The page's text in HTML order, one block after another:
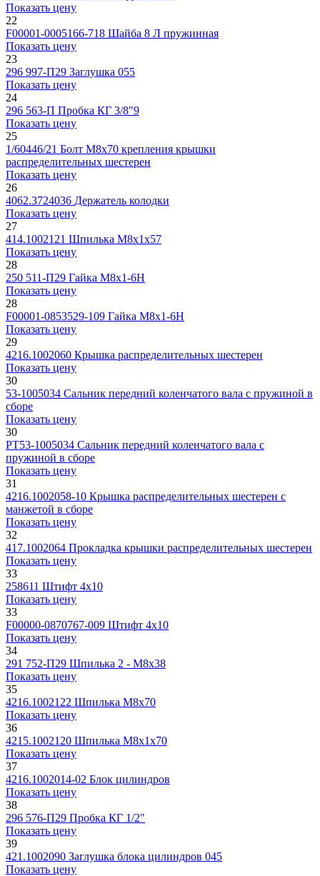
Показать цену
22
F00001-0005166-718 Шайба 8 Л пружинная
Показать цену
23
296 997-П29 Заглушка 055
Показать цену
24
296 563-П Пробка КГ 3/8"9
Показать цену
25
1/60446/21 Болт М8х70 крепления крышки
распределительных шестерен
Показать цену
26
4062.3724036 Держатель колодки
Показать цену
27
414.1002121 Шпилька М8х1х57
Показать цену
28
250 511-П29 Гайка М8х1-6Н
Показать цену
28
F00001-0853529-109 Гайка М8х1-6Н
Показать цену
29
4216.1002060 Крышка распределительных шестерен
Показать цену
30
53-1005034 Сальник передний коленчатого вала с пружиной в
сборе
Показать цену
30
РТ53-1005034 Сальник передний коленчатого вала с
пружиной в сборе
Показать цену
31
4216.1002058-10 Крышка распределительных шестерен с
манжетой в сборе
Показать цену
32
417.1002064 Прокладка крышки распределительных шестерен
Показать цену
33
258611 Штифт 4х10
Показать цену
33
F00000-0870767-009 Штифт 4х10
Показать цену
34
291 752-П29 Шпилька 2 - M8x38
Показать цену
35
4216.1002122 Шпилька М8х70
Показать цену
36
4215.1002120 Шпилька М8х1х70
Показать цену
37
4216.1002014-02 Блок цилиндров
Показать цену
38
296 576-П29 Пробка КГ 1/2"
Показать цену
39
421.1002090 Заглушка блока цилиндров 045
Показать цену